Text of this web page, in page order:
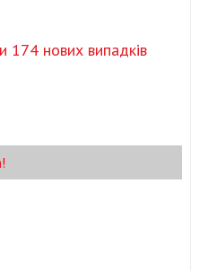
174 нових випадків
!